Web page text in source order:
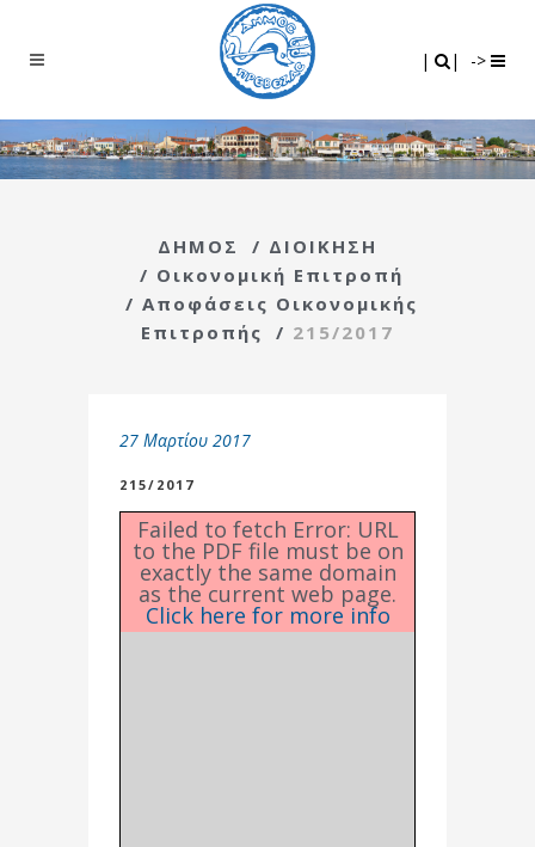
| | ->
ΔΗΜΟΣ / ΔΙΟΙΚΗΣΗ
/ Οικονομική Επιτροπή
/ Αποφάσεις Οικονομικής
Επιτροπής
/ 215/2017
27 Μαρτίου 2017
215/2017
Failed to fetch Error: URL
to the PDF file must be on
exactly the same domain
as the current web page.
Click here for more info